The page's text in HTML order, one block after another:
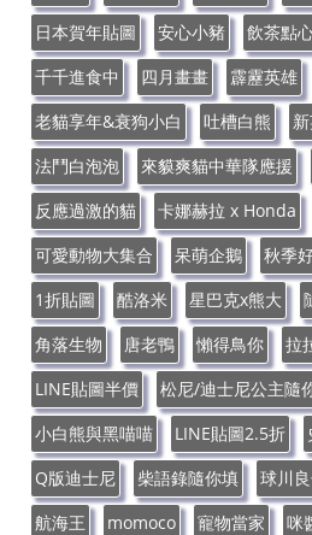
日本賀年貼圖
安心小豬 飲茶點
千千進食中
四月畫畫 霹靂英雄
老貓享年&衰狗小白
吐槽白熊
法鬥白泡泡
來貘爽貓中華隊應援
反應過激的貓
卡娜赫拉 x Honda
可愛動物大集合
呆萌企鵝 秋季
1折貼圖
酷洛米 星巴克x熊大
角落生物
唐老鴨 懶得鳥你 拉
LINE貼圖半價
松尼/迪士尼公主隨
小白熊與黑喵喵
LINE貼圖2.5折
Q版迪士尼
柴語錄隨你填 球川
航海王
momoco 寵物當家 咪